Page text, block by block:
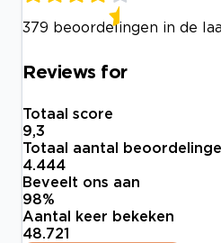
379 beoordelingen in de
Reviews for
Totaal score
9,3
Totaal aantal
4.444
Beveelt ons aan
98%
Aantal keer bekeken
48.721